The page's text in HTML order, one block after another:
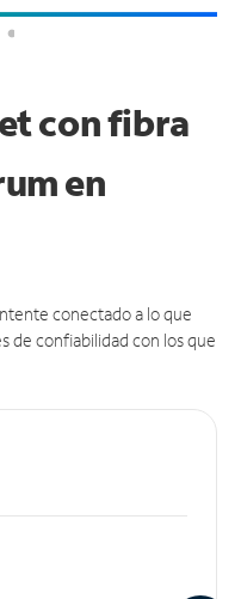
con fibra
en
conectado a lo que
de confiabilidad con los que